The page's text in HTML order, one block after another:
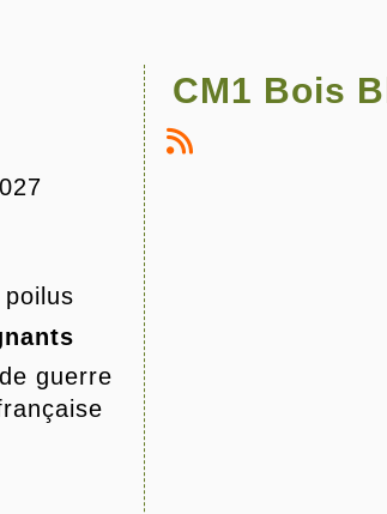
guerre
CM1 Bois